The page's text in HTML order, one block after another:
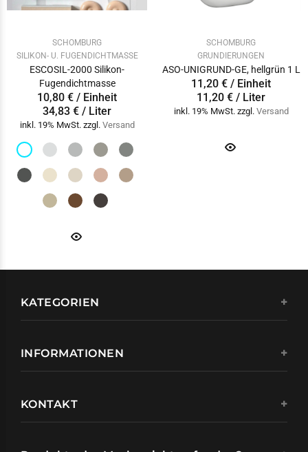
SCHOMBURG
SILIKON- U. FUGENDICHTMASSE
ESCOSIL-2000 Silikon-
Fugendichtmasse
10,80 € / Einheit
34,83 € / Liter
inkl. 19% MwSt. zzgl. Versand
SCHOMBURG
GRUNDIERUNGEN
ASO-UNIGRUND-GE, hellgrün 1 L
11,20 € / Einheit
11,20 € / Liter
inkl. 19% MwSt. zzgl. Versand
KATEGORIEN
INFORMATIONEN
KONTAKT